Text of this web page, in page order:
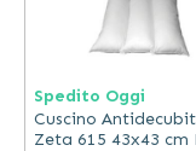
duraturo supporto
antidecubito.
cuscini in fibra
grazie all’elevata
Spedito Oggi
Cuscino
Zeta 615 43x43 cm